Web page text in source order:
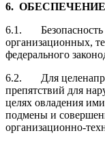
6.
6.1. Безопасность
организационных,
федерального
6.2. Для
препятствий для
целях овладения
подмены и
организационно-